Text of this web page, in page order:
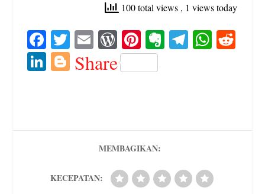
100 total views , 1 views today
Fa
ce
bo
T
wi
tte
E
m
ail
W
or
d
s
Pi
nt
er
E Te W
Li Bl
Share
MEMBAGIKAN:
KECEPATAN: